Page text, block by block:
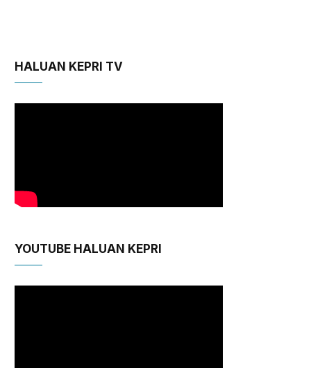
HALUAN KEPRI TV
YOUTUBE HALUAN KEPRI